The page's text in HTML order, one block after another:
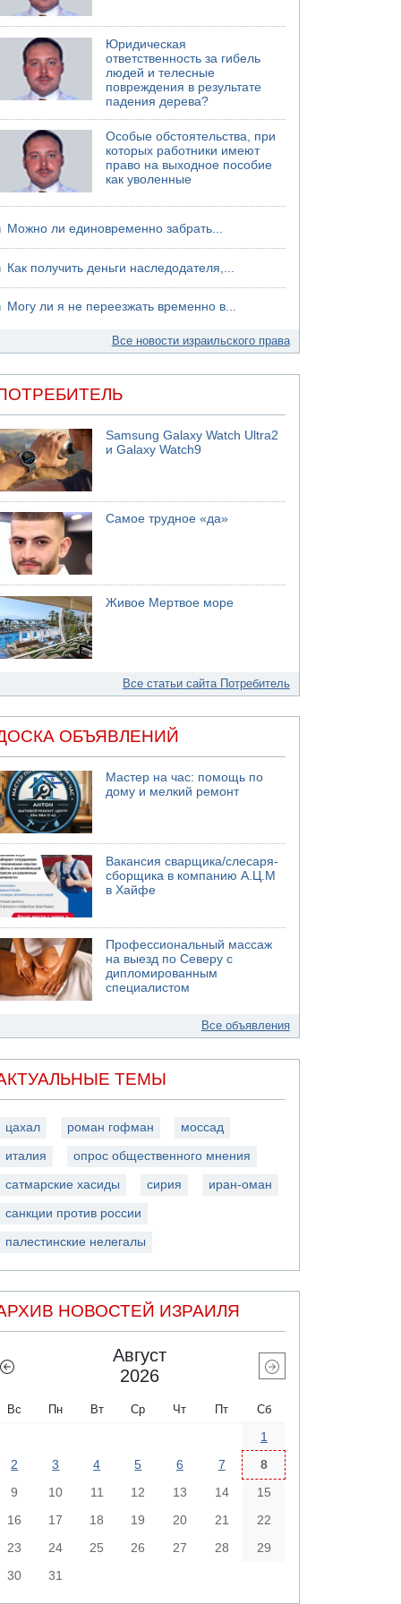
06.08.2026 13:13
двое подозреваемых в стрельбе
по электрической компании
06.08.2026 13:07
Возле Кирьят-Арбы пожар на местности
не будут давить на Израиль в вопросе
Ливана
Юридическая
ответственность за гибель
людей и телесные
повреждения в результате
падения дерева?
Особые обстоятельства, при
которых работники имеют
право на выходное пособие
как уволенные
Можно ли единовременно забрать...
Как получить деньги наследодателя,...
Могу ли я не переезжать временно в...
Все новости израильского права
Samsung Galaxy Watch Ultra2
и Galaxy Watch9
Самое трудное «да»
Живое Мертвое море
Все статьи сайта Потребитель
ОБЪЯВЛЕНИЙ
Мастер на час: помощь по
дому и мелкий ремонт
Вакансия сварщика/слесаря-
сборщика в компанию А.Ц.М
в Хайфе
Профессиональный массаж
на выезд по Северу с
дипломированным
специалистом
Все объявления
ТЕМЫ
цахал роман гофман моссад
италия опрос общественного мнения
сатмарские хасиды сирия иран-оман
санкции против россии
палестинские нелегалы
НОВОСТЕЙ ИЗРАИЛЯ
Август
2026
Вс Пн Вт Ср Чт Пт Сб
1
2
3 4 5 6 7
8
9
10 11 12 13 14
15
16
17 18 19 20 21
22
23
24 25 26 27 28
29
30
31